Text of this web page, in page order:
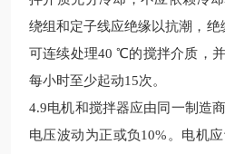
绕组和定子线应绝缘以抗潮，
可连续处理40℃的搅拌介质，
每小时至少起动15次。
4.9电机和搅拌器应由同一制造
电压波动为正或负10%。电机